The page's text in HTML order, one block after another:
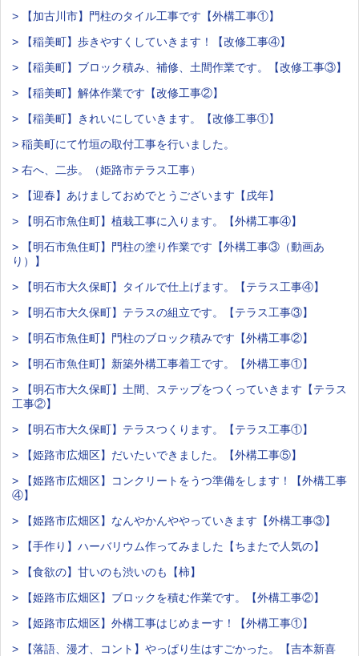
> 【加古川市】門柱のタイル工事です【外構工事①】
> 【稲美町】歩きやすくしていきます！【改修工事④】
> 【稲美町】ブロック積み、補修、土間作業です。【改修工事③】
> 【稲美町】解体作業です【改修工事②】
> 【稲美町】きれいにしていきます。【改修工事①】
> 稲美町にて竹垣の取付工事を行いました。
> 右へ、二歩。（姫路市テラス工事）
> 【迎春】あけましておめでとうございます【戌年】
> 【明石市魚住町】植栽工事に入ります。【外構工事④】
> 【明石市魚住町】門柱の塗り作業です【外構工事③（動画あ
り）】
> 【明石市大久保町】タイルで仕上げます。【テラス工事④】
> 【明石市大久保町】テラスの組立です。【テラス工事③】
> 【明石市魚住町】門柱のブロック積みです【外構工事②】
> 【明石市魚住町】新築外構工事着工です。【外構工事①】
> 【明石市大久保町】土間、ステップをつくっていきます【テラス
工事②】
> 【明石市大久保町】テラスつくります。【テラス工事①】
> 【姫路市広畑区】だいたいできました。【外構工事⑤】
> 【姫路市広畑区】コンクリートをうつ準備をします！【外構工事
④】
> 【姫路市広畑区】なんやかんややっていきます【外構工事③】
> 【手作り】ハーバリウム作ってみました【ちまたで人気の】
> 【食欲の】甘いのも渋いのも【柿】
> 【姫路市広畑区】ブロックを積む作業です。【外構工事②】
> 【姫路市広畑区】外構工事はじめまーす！【外構工事①】
> 【落語、漫才、コント】やっぱり生はすごかった。【吉本新喜